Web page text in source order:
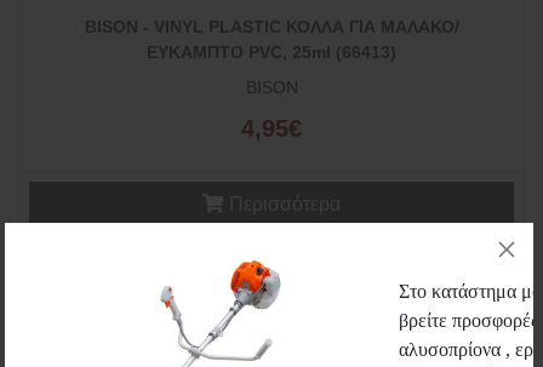
BISON - VINYL PLASTIC ΚΟΛΛΑ ΓΙΑ ΜΑΛΑΚΟ/
ΕΥΚΑΜΠΤΟ PVC, 25ml (66413)
BISON
4,95€
Στο κατάστημα
βρείτε
αλυσοπρίονα ,